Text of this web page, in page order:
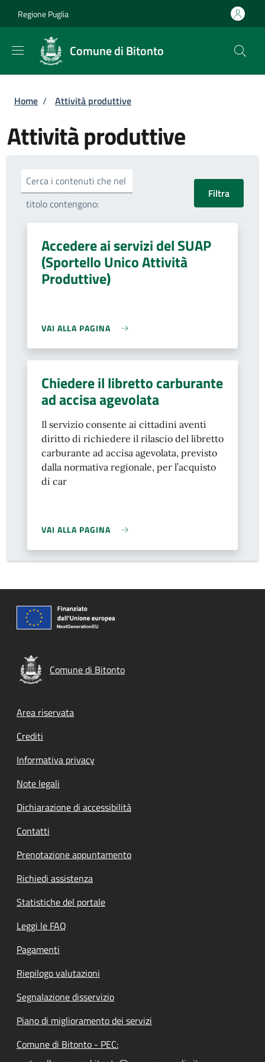
Regione Puglia
Comune di Bitonto
Briciole di pane
Home / Attività produttive
Attività produttive
Cerca i contenuti che nel
titolo contengono:
Accedere ai servizi del SUAP
(Sportello Unico Attività
Produttive)
VAI ALLA PAGINA
Chiedere il libretto carburante
ad accisa agevolata
Il servizio consente ai cittadini aventi
diritto di richiedere il rilascio del libretto
carburante ad accisa agevolata, previsto
dalla normativa regionale, per l’acquisto
di car
VAI ALLA PAGINA
Comune di Bitonto
Footer menu
Area riservata
Crediti
Informativa privacy
Note legali
Dichiarazione di accessibilità
Contatti
Prenotazione appuntamento
Richiedi assistenza
Statistiche del portale
Leggi le FAQ
Pagamenti
Riepilogo valutazioni
Segnalazione disservizio
Piano di miglioramento dei servizi
Comune di Bitonto - PEC: